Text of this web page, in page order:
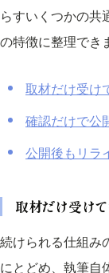
らすいくつかの共
の特徴に整理でき
取材だけ受け
確認だけで公
公開後もリラ
取材だけ受け
続けられる仕組み
にとどめ、執筆自